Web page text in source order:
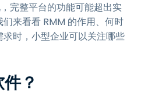
完整平台的功能可能超出实
来看看 RMM 的作用、何时
时，小型企业可以关注哪些
？